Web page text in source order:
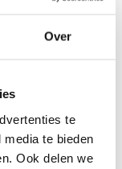
Over
te
te bieden
Ook delen we